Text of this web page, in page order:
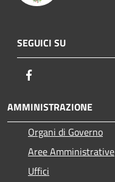
SEGUICI SU
AMMINISTRAZIONE
Organi di Governo
Aree Amministrative
Uffici